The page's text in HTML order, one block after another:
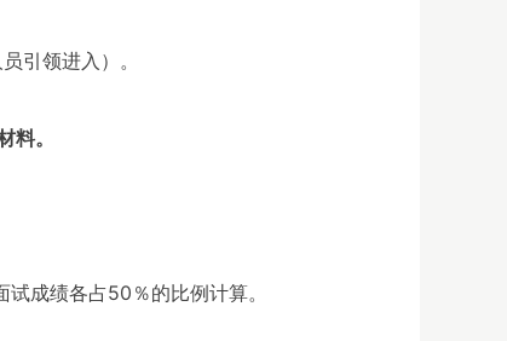
引领进入）。
。
成绩各占50％的比例计算。